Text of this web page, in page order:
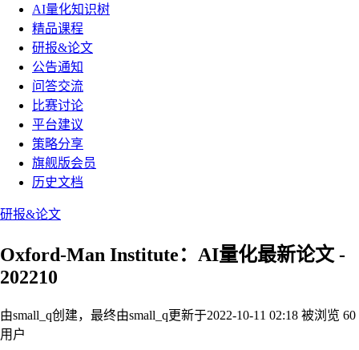
AI量化知识树
精品课程
研报&论文
公告通知
问答交流
比赛讨论
平台建议
策略分享
旗舰版会员
历史文档
研报&论文
Oxford-Man Institute：AI量化最新论文 -
202210
由small_q创建，最终由small_q更新于2022-10-11 02:18 被浏览 60
用户